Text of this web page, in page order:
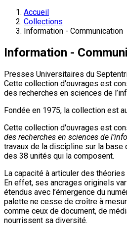
Accueil
Collections
Information - Communication
Information -
Presses Universitaires du
Cette collection d'ouvrages est
des recherches en sciences de
Fondée en 1975, la collection est
Cette collection d'ouvrages est
des recherches en sciences de
travaux de la discipline sur la base
des 38 unités qui la composent.
La capacité à articuler des
En effet, ses ancrages originels
étendus avec l’émergence du
palette ne cesse de croître à
comme ceux de document, de
nourrissent sa diversité.